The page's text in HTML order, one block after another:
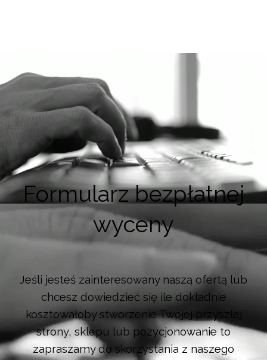
Formularz bezpłatnej
wyceny
Jeśli jesteś zainteresowany naszą ofertą lub
chcesz dowiedzieć się ile dokładnie
kosztowałoby stworzenie Twojej przyszłej
strony, sklepu lub pozycjonowanie to
zapraszamy do skorzystania z naszego